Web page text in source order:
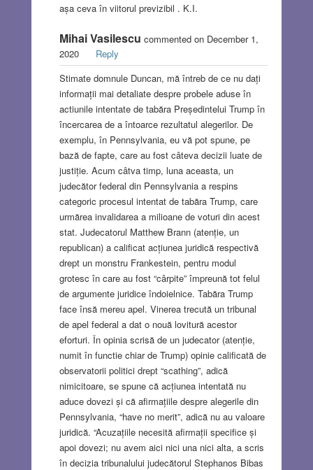
așa ceva în viitorul previzibil . K.I.
Mihai Vasilescu commented on December 1,
2020
Reply
Stimate domnule Duncan, mă întreb de ce nu dați
informații mai detaliate despre probele aduse în
actiunile intentate de tabăra Președintelui Trump în
încercarea de a întoarce rezultatul alegerilor. De
exemplu, în Pennsylvania, eu vă pot spune, pe
bază de fapte, care au fost câteva decizii luate de
justiție. Acum câtva timp, luna aceasta, un
judecător federal din Pennsylvania a respins
categoric procesul intentat de tabăra Trump, care
urmărea invalidarea a milioane de voturi din acest
stat. Judecatorul Matthew Brann (atenție, un
republican) a calificat acțiunea juridică respectivă
drept un monstru Frankestein, pentru modul
grotesc în care au fost “cârpite” împreună tot felul
de argumente juridice îndoielnice. Tabăra Trump
face însă mereu apel. Vinerea trecută un tribunal
de apel federal a dat o nouă lovitură acestor
eforturi. În opinia scrisă de un judecator (atenție,
numit în functie chiar de Trump) opinie calificată de
observatorii politici drept “scathing”, adică
nimicitoare, se spune că acțiunea intentată nu
aduce dovezi și că afirmațiile despre alegerile din
Pennsylvania, “have no merit”, adică nu au valoare
juridică. “Acuzațiile necesită afirmații specifice și
apoi dovezi; nu avem aici nici una nici alta, a scris
în decizia tribunalului judecătorul Stephanos Bibas